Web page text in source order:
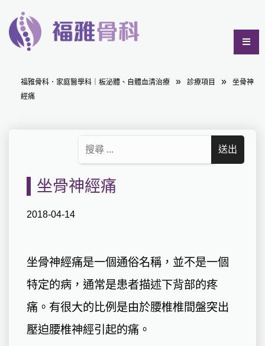
福雅骨科．家庭醫學科｜板泌體、自體血清治療 診療項目
坐骨神
經痛
坐骨神經痛
2018-04-14
坐骨神經痛是一個通俗名稱，並不是一個
特定的病，通常是患者描述下背部的疼
痛。有很大的比例是由於腰椎椎間盤突出
壓迫腰椎神經引起的痛。